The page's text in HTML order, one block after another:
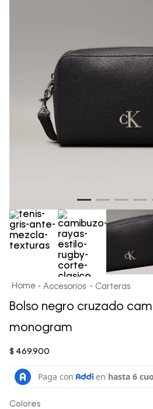
Accesorios Carteras
Bolso negro cruzado
monogram
$ 469.900
Colores